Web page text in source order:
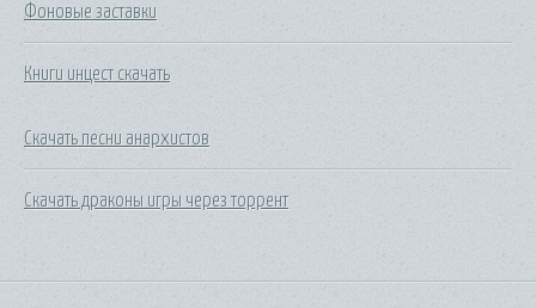
Фоновые заставки
Книги инцест скачать
Скачать песни анархистов
Скачать драконы игры через торрент